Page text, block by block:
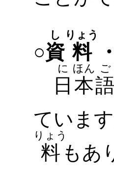
○資
し
料
りょう
・
日
に
本
ほん
語
ご
ていま
料
りょう
もあ